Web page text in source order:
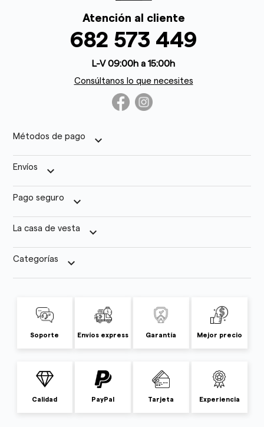
Atención al cliente
682 573 449
L-V 09:00h a 15:00h
Consúltanos lo que necesites
Métodos de pago keyboard_arrow_down
Envíos keyboard_arrow_down
Pago seguro keyboard_arrow_down
La casa de vesta keyboard_arrow_down
Categorías keyboard_arrow_down
Soporte Envíos express Garantía Mejor precio
Calidad PayPal Tarjeta Experiencia